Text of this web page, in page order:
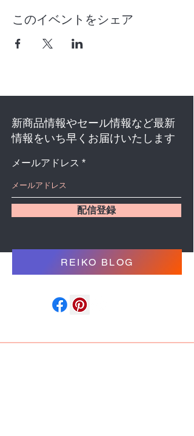
このイベントをシェア
新商品情報やセール情報など最新
情報をいち早くお届けいたします
メールアドレス
配信登録
REIKO BLOG